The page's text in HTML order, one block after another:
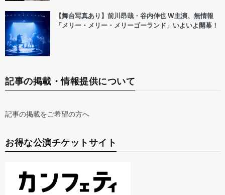
【舞台写真あり】前川昂哉・谷内伸也 W主演、無情報
「メリー・メリー・メリーゴーランド」いよいよ開幕！
記事の掲載・情報提供について
記事の掲載をご希望の方へ
お得な公演チケットサイト